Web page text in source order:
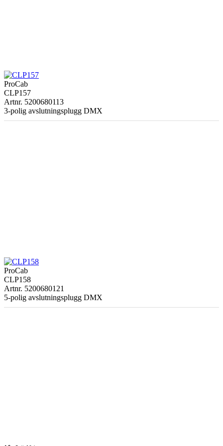
ProCab
CLP157
Artnr. 5200680113
3-polig avslutningsplugg DMX
ProCab
CLP158
Artnr. 5200680121
5-polig avslutningsplugg DMX